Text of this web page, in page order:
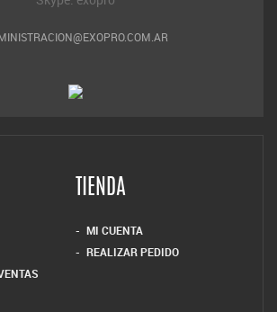
TIENDA
MI CUENTA
REALIZAR PEDIDO